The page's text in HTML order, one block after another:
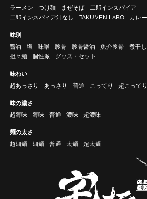
ラーメン
つけ麺 まぜそば
二郎インスパイア
二郎インスパイア汁なし
TAKUMEN LABO カレー
味別
醤油
塩 味噌 豚骨 豚骨醤油 魚介豚骨 煮干し
担々麺
個性派 グッズ・セット
味わい
超あっさり
あっさり 普通 こってり 超こってり
味の濃さ
超薄味
薄味 普通 濃味 超濃味
麺の太さ
超細麺
細麺 普通 太麺 超太麺